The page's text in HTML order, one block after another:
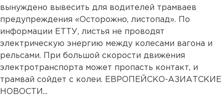
вынуждено вывесить для водителей трамваев
предупреждения «Осторожно, листопад». По
информации ЕТТУ, листья не проводят
электрическую энергию между колесами вагона и
рельсами. При большой скорости движения
электротранспорта может пропасть контакт, и
трамвай сойдет с колеи. ЕВРОПЕЙСКО-АЗИАТСКИЕ
НОВОСТИ...